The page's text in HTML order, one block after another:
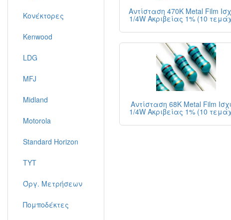
Αντίσταση 470K Metal Film
1/4W Ακριβείας 1% (10
Αντίσταση 68K Metal Film
1/4W Ακριβείας 1% (10
Κονέκτορες
Kenwood
LDG
MFJ
Midland
Motorola
Standard Horizon
TYT
Όργ. Μετρήσεων
Πομποδέκτες